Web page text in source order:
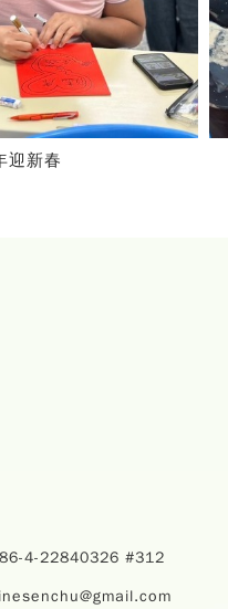
藝課
4-22840326 #312